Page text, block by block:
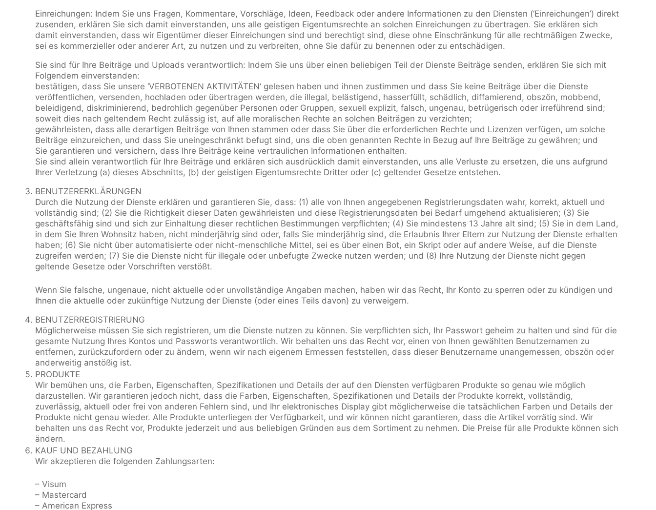
Einreichungen: Indem Sie uns Fragen, Kommentare, Vorschläge, Ideen, Feedback oder andere Informationen zu den Diensten (‘Einreichungen’) direkt
zusenden, erklären Sie sich damit einverstanden, uns alle geistigen Eigentumsrechte an solchen Einreichungen zu übertragen. Sie erklären sich
damit einverstanden, dass wir Eigentümer dieser Einreichungen sind und berechtigt sind, diese ohne Einschränkung für alle rechtmäßigen Zwecke,
sei es kommerzieller oder anderer Art, zu nutzen und zu verbreiten, ohne Sie dafür zu benennen oder zu entschädigen.
Sie sind für Ihre Beiträge und Uploads verantwortlich: Indem Sie uns über einen beliebigen Teil der Dienste Beiträge senden, erklären Sie sich mit
Folgendem einverstanden:
bestätigen, dass Sie unsere ‘VERBOTENEN AKTIVITÄTEN‘ gelesen haben und ihnen zustimmen und dass Sie keine Beiträge über die Dienste
veröffentlichen, versenden, hochladen oder übertragen werden, die illegal, belästigend, hasserfüllt, schädlich, diffamierend, obszön, mobbend,
beleidigend, diskriminierend, bedrohlich gegenüber Personen oder Gruppen, sexuell explizit, falsch, ungenau, betrügerisch oder irreführend sind;
soweit dies nach geltendem Recht zulässig ist, auf alle moralischen Rechte an solchen Beiträgen zu verzichten;
gewährleisten, dass alle derartigen Beiträge von Ihnen stammen oder dass Sie über die erforderlichen Rechte und Lizenzen verfügen, um solche
Beiträge einzureichen, und dass Sie uneingeschränkt befugt sind, uns die oben genannten Rechte in Bezug auf Ihre Beiträge zu gewähren; und
Sie garantieren und versichern, dass Ihre Beiträge keine vertraulichen Informationen enthalten.
Sie sind allein verantwortlich für Ihre Beiträge und erklären sich ausdrücklich damit einverstanden, uns alle Verluste zu ersetzen, die uns aufgrund
Ihrer Verletzung (a) dieses Abschnitts, (b) der geistigen Eigentumsrechte Dritter oder (c) geltender Gesetze entstehen.
BENUTZERERKLÄRUNGEN
Durch die Nutzung der Dienste erklären und garantieren Sie, dass: (1) alle von Ihnen angegebenen Registrierungsdaten wahr, korrekt, aktuell und
vollständig sind; (2) Sie die Richtigkeit dieser Daten gewährleisten und diese Registrierungsdaten bei Bedarf umgehend aktualisieren; (3) Sie
geschäftsfähig sind und sich zur Einhaltung dieser rechtlichen Bestimmungen verpflichten; (4) Sie mindestens 13 Jahre alt sind; (5) Sie in dem Land,
in dem Sie Ihren Wohnsitz haben, nicht minderjährig sind oder, falls Sie minderjährig sind, die Erlaubnis Ihrer Eltern zur Nutzung der Dienste erhalten
haben; (6) Sie nicht über automatisierte oder nicht-menschliche Mittel, sei es über einen Bot, ein Skript oder auf andere Weise, auf die Dienste
zugreifen werden; (7) Sie die Dienste nicht für illegale oder unbefugte Zwecke nutzen werden; und (8) Ihre Nutzung der Dienste nicht gegen
geltende Gesetze oder Vorschriften verstößt.
Wenn Sie falsche, ungenaue, nicht aktuelle oder unvollständige Angaben machen, haben wir das Recht, Ihr Konto zu sperren oder zu kündigen und
Ihnen die aktuelle oder zukünftige Nutzung der Dienste (oder eines Teils davon) zu verweigern.
BENUTZERREGISTRIERUNG
Möglicherweise müssen Sie sich registrieren, um die Dienste nutzen zu können. Sie verpflichten sich, Ihr Passwort geheim zu halten und sind für die
gesamte Nutzung Ihres Kontos und Passworts verantwortlich. Wir behalten uns das Recht vor, einen von Ihnen gewählten Benutzernamen zu
entfernen, zurückzufordern oder zu ändern, wenn wir nach eigenem Ermessen feststellen, dass dieser Benutzername unangemessen, obszön oder
anderweitig anstößig ist.
PRODUKTE
Wir bemühen uns, die Farben, Eigenschaften, Spezifikationen und Details der auf den Diensten verfügbaren Produkte so genau wie möglich
darzustellen. Wir garantieren jedoch nicht, dass die Farben, Eigenschaften, Spezifikationen und Details der Produkte korrekt, vollständig,
zuverlässig, aktuell oder frei von anderen Fehlern sind, und Ihr elektronisches Display gibt möglicherweise die tatsächlichen Farben und Details der
Produkte nicht genau wieder. Alle Produkte unterliegen der Verfügbarkeit, und wir können nicht garantieren, dass die Artikel vorrätig sind. Wir
behalten uns das Recht vor, Produkte jederzeit und aus beliebigen Gründen aus dem Sortiment zu nehmen. Die Preise für alle Produkte können sich
ändern.
KAUF UND BEZAHLUNG
Wir akzeptieren die folgenden Zahlungsarten:
– Visum
– Mastercard
– American Express